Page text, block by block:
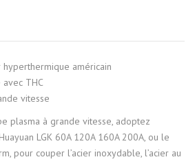
hyperthermique américain
THC
vitesse
plasma à grande vitesse, adoptez
LGK 60A 120A 160A 200A, ou le
pour couper l’acier inoxydable, l’acier au